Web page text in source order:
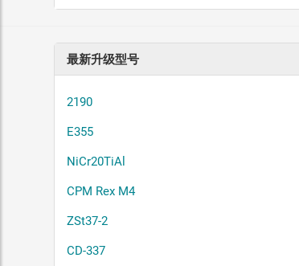
最新升级型号
2190
E355
NiCr20TiAl
CPM Rex M4
ZSt37-2
CD-337